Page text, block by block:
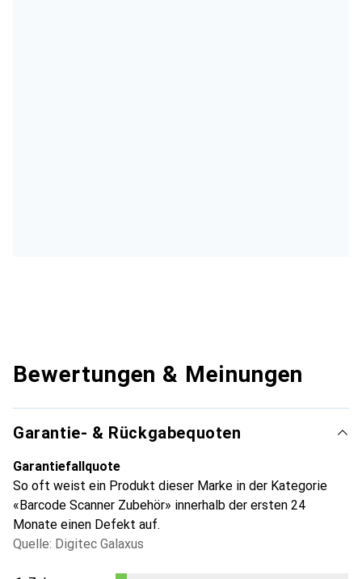
Bewertungen & Meinungen
Garantie- & Rückgabequoten
Garantiefallquote
So oft weist ein Produkt dieser Marke in der Kategorie
«Barcode Scanner Zubehör» innerhalb der ersten 24
Monate einen Defekt auf.
Quelle: Digitec Galaxus